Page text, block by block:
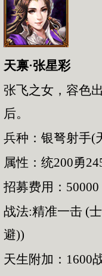
天禀·张星彩
张飞之女，容色
后。
兵种：银弩射手(
属性：统200勇
招募费用：50000
战法:精准一击 (
避))
天生附加：1600